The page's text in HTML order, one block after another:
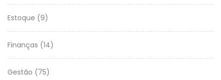
Estoque (9)
Finanças (14)
Gestão (75)